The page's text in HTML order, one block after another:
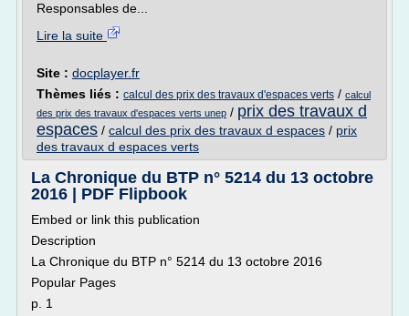
Responsables de...
Lire la suite
Site : docplayer.fr
Thèmes liés : calcul des prix des travaux d'espaces verts / calcul
des prix des travaux d'espaces verts unep / prix des travaux d
espaces / calcul des prix des travaux d espaces / prix
des travaux d espaces verts
La Chronique du BTP n° 5214 du 13 octobre
2016 | PDF Flipbook
Embed or link this publication
Description
La Chronique du BTP n° 5214 du 13 octobre 2016
Popular Pages
p. 1